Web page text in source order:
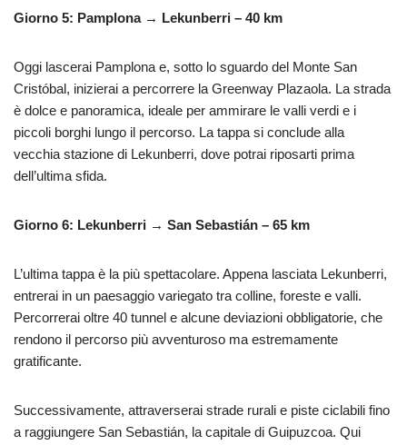
Giorno 5: Pamplona → Lekunberri – 40 km
Oggi lascerai Pamplona e, sotto lo sguardo del Monte San
Cristóbal, inizierai a percorrere la Greenway Plazaola. La strada
è dolce e panoramica, ideale per ammirare le valli verdi e i
piccoli borghi lungo il percorso. La tappa si conclude alla
vecchia stazione di Lekunberri, dove potrai riposarti prima
dell’ultima sfida.
Giorno 6: Lekunberri → San Sebastián – 65 km
L’ultima tappa è la più spettacolare. Appena lasciata Lekunberri,
entrerai in un paesaggio variegato tra colline, foreste e valli.
Percorrerai oltre 40 tunnel e alcune deviazioni obbligatorie, che
rendono il percorso più avventuroso ma estremamente
gratificante.
Successivamente, attraverserai strade rurali e piste ciclabili fino
a raggiungere San Sebastián, la capitale di Guipuzcoa. Qui